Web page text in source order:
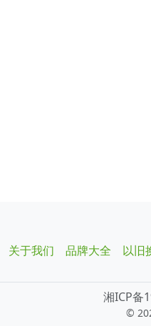
关于我们 品牌大全 以旧
湘ICP备
©